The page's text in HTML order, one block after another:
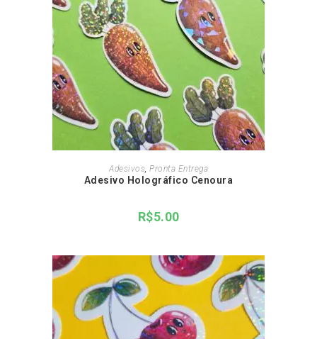
ADICIONAR AO CARRINHO
Adesivos, Pronta Entrega
Adesivo Holográfico Cenoura
R$5.00